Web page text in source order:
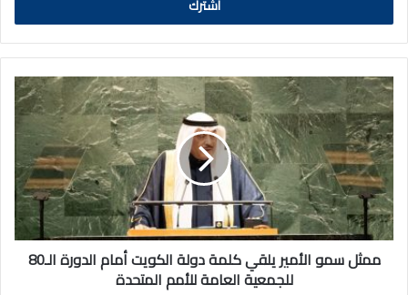
ممثل
سمو
الأمير
يلقي
كلمة
دولة
الكويت
أمام
الدورة
الـ80
للجمعية
ممثل سمو الأمير يلقي كلمة دولة الكويت أمام الدورة الـ80
للجمعية العامة للأمم المتحدة